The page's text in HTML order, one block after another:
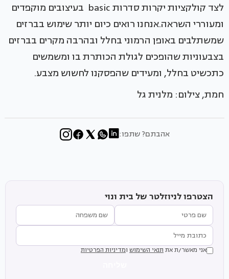
לצד קולקציות יקרות סדרות basic בעיצובים מוקפדים
ומעוררי השראה.אנחנו רואים כיום יותר שימוש בברזים
שמשתלבים באופן הרמוני בחלל ובהרבה מקרים בברזים
בצבעוניות שהופכים לגולת הכותרת בו ומשמשים
כתכשיט בחלל, ומעידים שהפסקנו לחשוש מצבע.
חמת, צילום: מלנית גל
אהבתם? שתפו:
הצטרפו לניוזלטר של בית ונוי
אני מאשר/ת את תנאי השימוש ומדיניות הפרטיות